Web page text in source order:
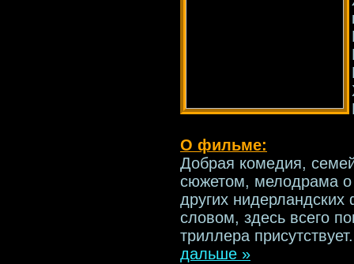
О фильме:
Добрая комедия,
сюжетом, мелодрама
других
словом, здесь всего
триллера
дальше »